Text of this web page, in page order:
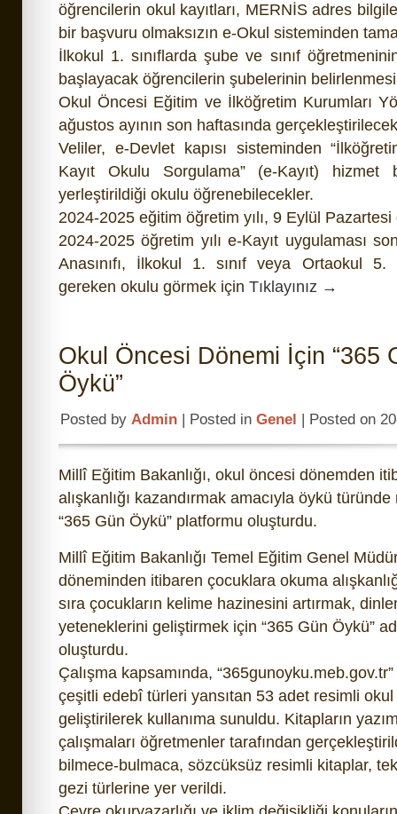
öğrencilerin okul kayıtları, MERNİS adres
bir başvuru olmaksızın e-Okul sisteminden
İlkokul 1. sınıflarda şube ve sınıf
başlayacak öğrencilerin şubelerinin
Okul Öncesi Eğitim ve İlköğretim Kurumları
ağustos ayının son haftasında
Veliler, e-Devletkapısı sisteminden
Kayıt Okulu Sorgulama” (e-Kayıt) hizmet
yerleştirildiği okulu öğrenebilecekler.
2024-2025 eğitim öğretim yılı, 9 Eylül
2024-2025 öğretim yılı e-Kayıt uygulaması
Anasınıfı, İlkokul 1. sınıf veya Ortaokul 5.
gereken okulu görmek için Tıklayınız →
Okul Öncesi Dönemi İçin “365
Öykü”
Posted by Admin | Posted in Genel | Posted on
Millî Eğitim Bakanlığı, okul öncesi dönemden
alışkanlığı kazandırmak amacıyla öykü
“365 Gün Öykü” platformu oluşturdu.
Millî Eğitim Bakanlığı Temel Eğitim Genel
döneminden itibaren çocuklara okuma
sıra çocukların kelime hazinesini artırmak,
yeteneklerini geliştirmek için “365 Gün Öykü”
oluşturdu.
Çalışma kapsamında, “365gunoyku.meb.gov.tr
çeşitli edebî türleri yansıtan 53 adet resimli
geliştirilerek kullanıma sunuldu. Kitapların
çalışmaları öğretmenler tarafından
bilmece-bulmaca, sözcüksüz resimli kitaplar,
gezi türlerine yer verildi.